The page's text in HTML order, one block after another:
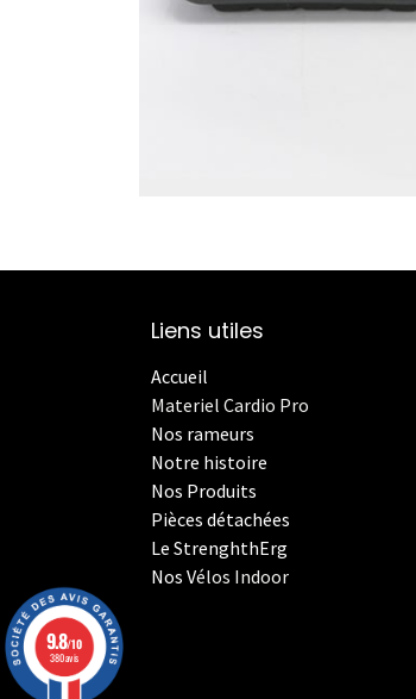
Liens utiles
Accueil
Materiel Cardio Pro
Nos rameurs
Notre histoire
Nos Produits
Pièces détachées
Le StrenghthErg
Nos Vélos Indoor
9.8/10
380 avis